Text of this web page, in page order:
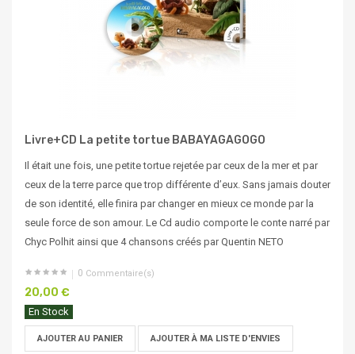
Livre+CD La petite tortue BABAYAGAGOGO
Il était une fois, une petite tortue rejetée par ceux de la mer et par
ceux de la terre parce que trop différente d’eux. Sans jamais douter
de son identité, elle finira par changer en mieux ce monde par la
seule force de son amour. Le Cd audio comporte le conte narré par
Chyc Polhit ainsi que 4 chansons créés par Quentin NETO
0 Commentaire(s)
20,00 €
En Stock
AJOUTER AU PANIER AJOUTER À MA LISTE D'ENVIES